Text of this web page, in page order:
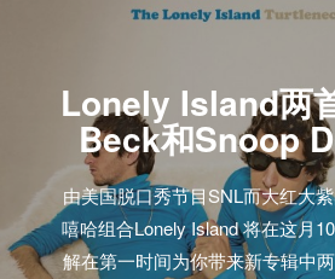
Lonely Island两
Beck和Snoop
由美国脱口秀节目SNL而大红大
嘻哈组合Lonely Island 将在这月
解在第一时间为你带来新专辑中